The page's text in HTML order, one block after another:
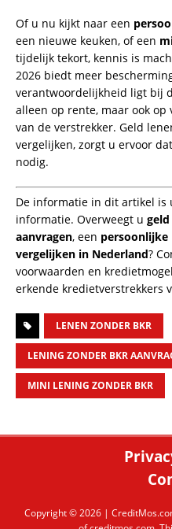
Of u nu kijkt naar een
een nieuwe keuken, of een
tijdelijk tekort, kennis is
2026 biedt meer
verantwoordelijkheid ligt bij
alleen op rente, maar ook
van de verstrekker. Geld
vergelijken, zorgt u ervoor
nodig.
De informatie in dit artikel
informatie. Overweegt u
aanvragen, een persoonlijke
vergelijken in Nederland?
voorwaarden en
erkende kredietverstrekkers
LENEN ZONDER BKR
LENING ZONDER BKR
MINI LENING ZONDER BKR
Copyright © 2026 |